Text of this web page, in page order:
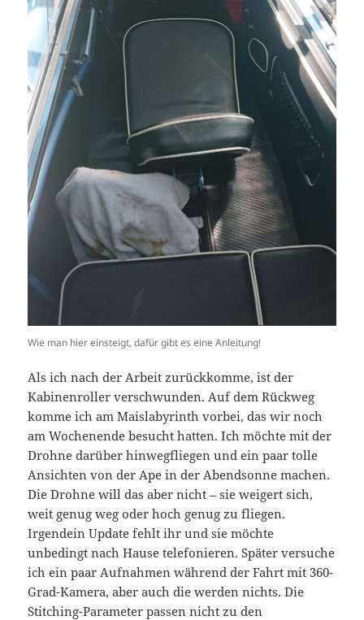
Wie man hier einsteigt, dafür gibt es eine Anleitung!
Als ich nach der Arbeit zurückkomme, ist der
Kabinenroller verschwunden. Auf dem Rückweg
komme ich am Maislabyrinth vorbei, das wir noch
am Wochenende besucht hatten. Ich möchte mit der
Drohne darüber hinwegfliegen und ein paar tolle
Ansichten von der Ape in der Abendsonne machen.
Die Drohne will das aber nicht – sie weigert sich,
weit genug weg oder hoch genug zu fliegen.
Irgendein Update fehlt ihr und sie möchte
unbedingt nach Hause telefonieren. Später versuche
ich ein paar Aufnahmen während der Fahrt mit 360-
Grad-Kamera, aber auch die werden nichts. Die
Stitching-Parameter passen nicht zu den